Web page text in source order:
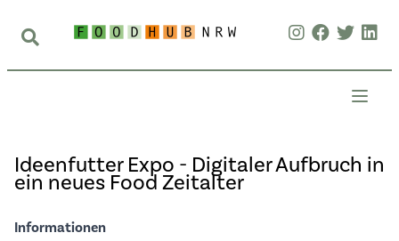
Ideenfutter Expo - Digitaler Aufbruch in
ein neues Food Zeitalter
Informationen